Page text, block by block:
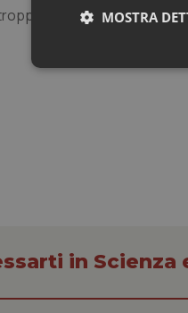
ondivaghe e
in Scienza
MOSTRA
Nome